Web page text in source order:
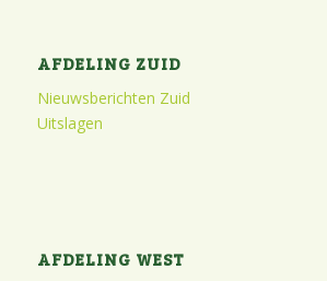
AFDELING ZUID
Nieuwsberichten Zuid
Uitslagen
AFDELING WEST